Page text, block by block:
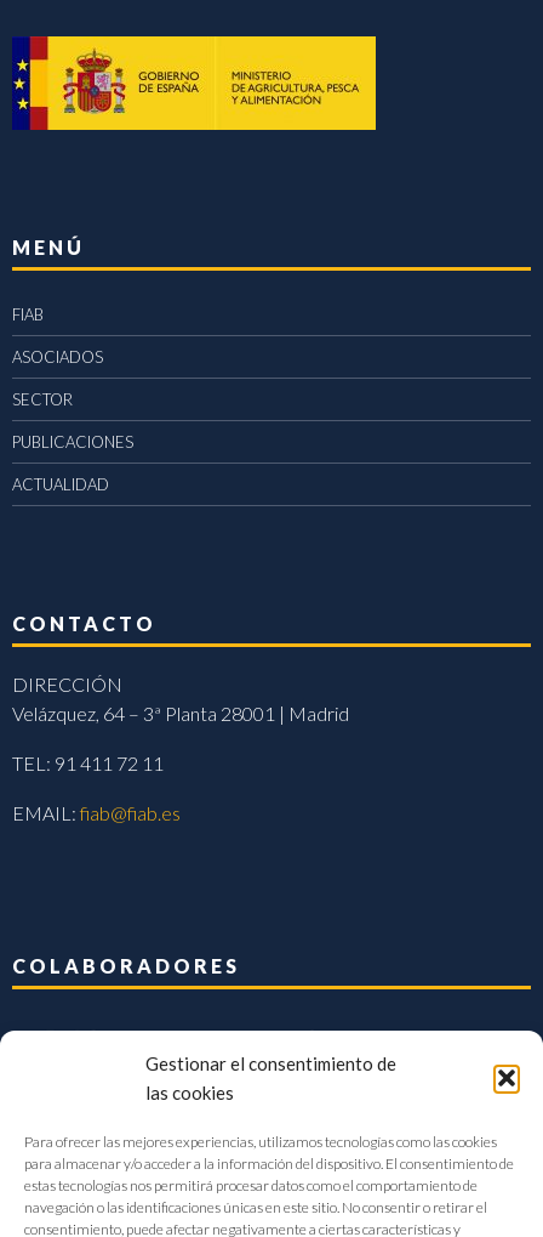
Gestionar el consentimiento de
las cookies
Para ofrecer las mejores experiencias, utilizamos tecnologías como las cookies
para almacenar y/o acceder a la información del dispositivo. El consentimiento de
estas tecnologías nos permitirá procesar datos como el comportamiento de
navegación o las identificaciones únicas en este sitio. No consentir o retirar el
consentimiento, puede afectar negativamente a ciertas características y
MENÚ
FIAB
ASOCIADOS
SECTOR
PUBLICACIONES
ACTUALIDAD
CONTACTO
DIRECCIÓN
Velázquez, 64 – 3ª Planta 28001 | Madrid
TEL: 91 411 72 11
EMAIL:fiab@fiab.es
COLABORADORES